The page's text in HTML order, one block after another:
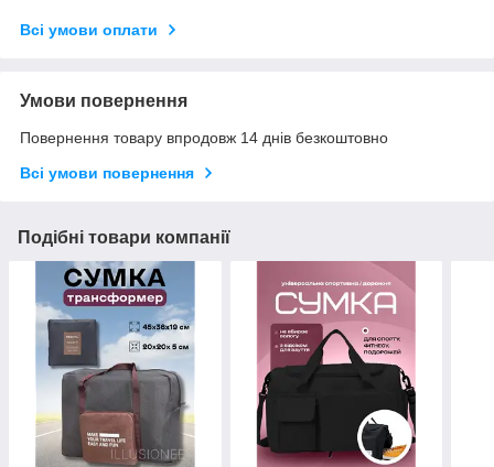
Всі умови оплати
Умови повернення
Повернення товару впродовж 14 днів безкоштовно
Всі умови повернення
Подібні товари компанії